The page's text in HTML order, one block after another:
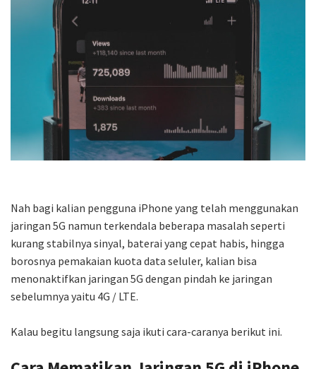
Nah bagi kalian pengguna iPhone yang telah menggunakan
jaringan 5G namun terkendala beberapa masalah seperti
kurang stabilnya sinyal, baterai yang cepat habis, hingga
borosnya pemakaian kuota data seluler, kalian bisa
menonaktifkan jaringan 5G dengan pindah ke jaringan
sebelumnya yaitu 4G / LTE.
Kalau begitu langsung saja ikuti cara-caranya berikut ini.